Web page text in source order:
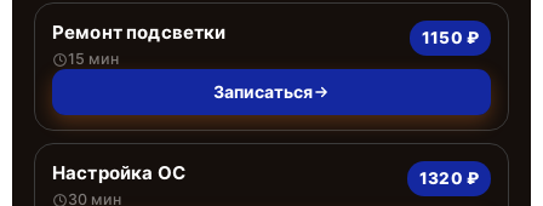
Ремонт подсветки
15 мин
1150 ₽
Записаться
Настройка ОС
30 мин
1320 ₽